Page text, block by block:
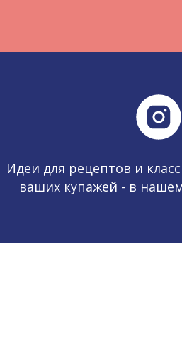
Идеи для рецептов и
ваших купажей - в